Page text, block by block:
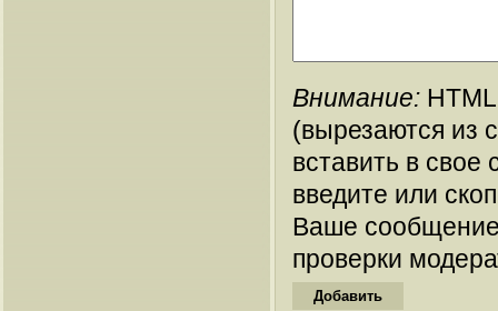
Внимание:
(вырезаются из
вставить в
введите или
Ваше
проверки